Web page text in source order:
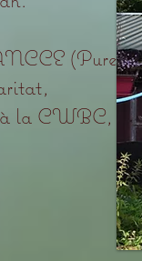
(Pure
à la CWBC,